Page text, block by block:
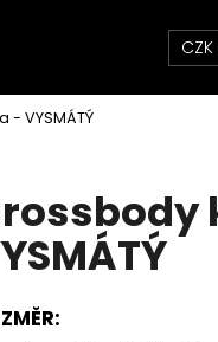
CZK
VYSMÁTÝ